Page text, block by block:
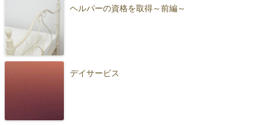
ヘルパーの資格を取得～前編～
デイサービス